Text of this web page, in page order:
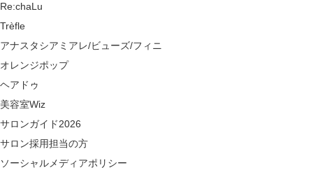
Re:chaLu
Trèfle
アナスタシアミアレ/ビューズ/フィニ
オレンジポップ
ヘアドゥ
美容室Wiz
サロンガイド2026
サロン採用担当の方
ソーシャルメディアポリシー